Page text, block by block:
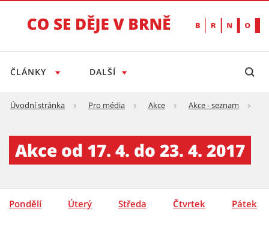
ČLÁNKY DALŠÍ
Úvodní stránka Pro média Akce Akce - seznam
Akce od 17. 4. do 23. 4. 2017
Pondělí Úterý Středa Čtvrtek Pátek